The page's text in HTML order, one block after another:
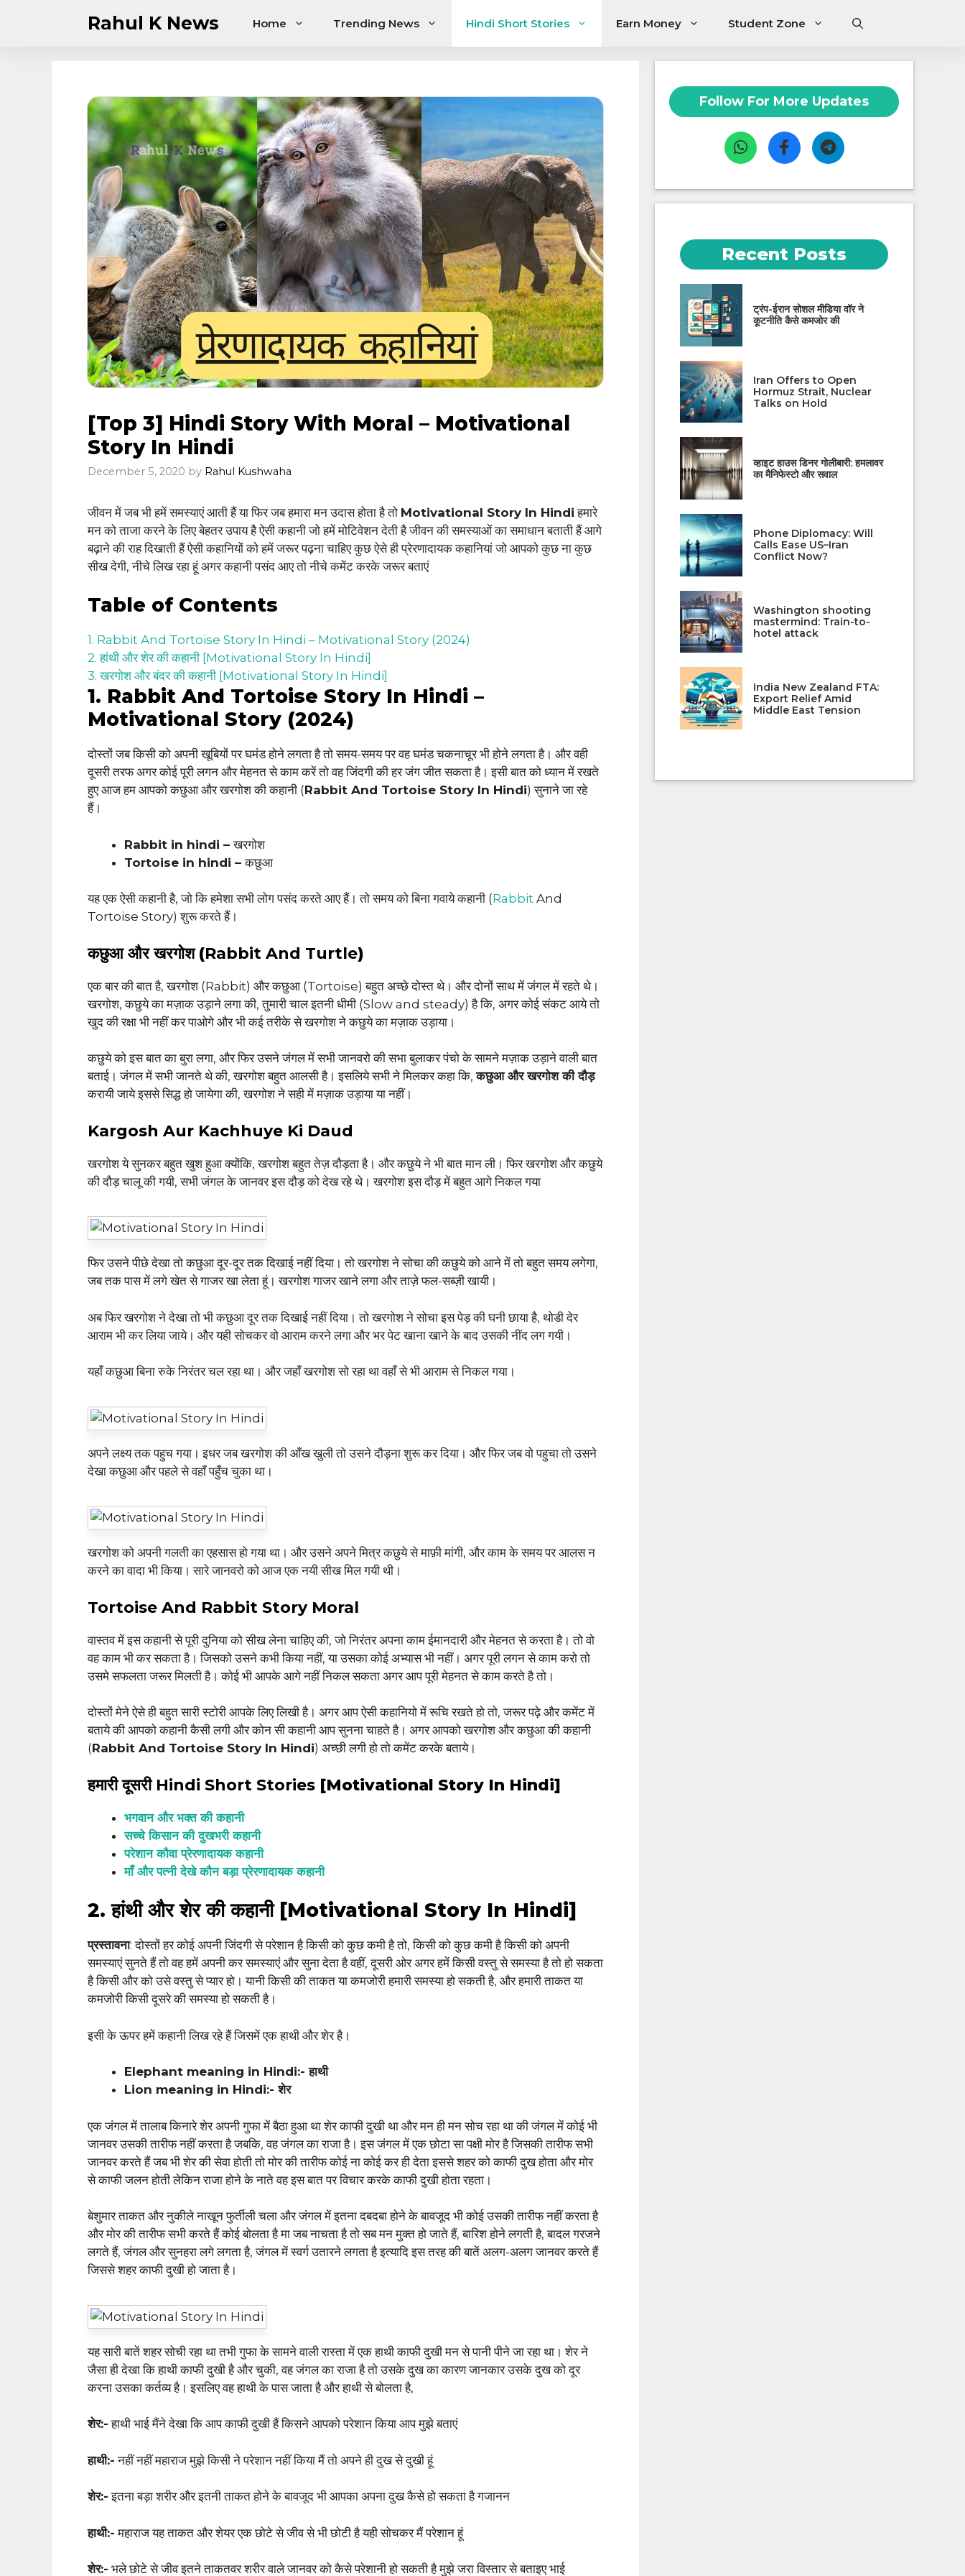
Rahul K News Home Trending News Hindi Short Stories Earn Money Student Zone
[Top 3] Hindi Story With Moral – Motivational
Story In Hindi
December 5, 2020 by Rahul Kushwaha
जीवन में जब भी हमें समस्याएं आती हैं या फिर जब हमारा मन उदास होता है तो Motivational Story In Hindi हमारे
मन को ताजा करने के लिए बेहतर उपाय है ऐसी कहानी जो हमें मोटिवेशन देती है जीवन की समस्याओं का समाधान बताती हैं आगे
बढ़ाने की राह दिखाती हैं ऐसी कहानियों को हमें जरूर पढ़ना चाहिए कुछ ऐसे ही प्रेरणादायक कहानियां जो आपको कुछ ना कुछ
सीख देगी, नीचे लिख रहा हूं अगर कहानी पसंद आए तो नीचे कमेंट करके जरूर बताएं
Table of Contents
1. Rabbit And Tortoise Story In Hindi – Motivational Story (2024)
2. हांथी और शेर की कहानी [Motivational Story In Hindi]
3. खरगोश और बंदर की कहानी [Motivational Story In Hindi]
1. Rabbit And Tortoise Story In Hindi –
Motivational Story (2024)
दोस्तों जब किसी को अपनी खूबियों पर घमंड होने लगता है तो समय-समय पर वह घमंड चकनाचूर भी होने लगता है। और वही
दूसरी तरफ अगर कोई पूरी लगन और मेहनत से काम करें तो वह जिंदगी की हर जंग जीत सकता है। इसी बात को ध्यान में रखते
हुए आज हम आपको कछुआ और खरगोश की कहानी (Rabbit And Tortoise Story In Hindi) सुनाने जा रहे
हैं।
Rabbit in hindi –खरगोश
Tortoise in hindi –कछुआ
यह एक ऐसी कहानी है, जो कि हमेशा सभी लोग पसंद करते आए हैं। तो समय को बिना गवाये कहानी (Rabbit And
Tortoise Story) शुरू करते हैं।
कछुआ और खरगोश (Rabbit And Turtle)
एक बार की बात है, खरगोश (Rabbit) और कछुआ (Tortoise) बहुत अच्छे दोस्त थे। और दोनों साथ में जंगल में रहते थे।
खरगोश, कछुये का मज़ाक उड़ाने लगा की, तुमारी चाल इतनी धीमी (Slow and steady) है कि, अगर कोई संकट आये तो
खुद की रक्षा भी नहीं कर पाओगे और भी कई तरीके से खरगोश ने कछुये का मज़ाक उड़ाया।
कछुये को इस बात का बुरा लगा, और फिर उसने जंगल में सभी जानवरो की सभा बुलाकर पंचो के सामने मज़ाक उड़ाने वाली बात
बताई। जंगल में सभी जानते थे की, खरगोश बहुत आलसी है। इसलिये सभी ने मिलकर कहा कि,कछुआ और खरगोश की दौड़
करायी जाये इससे सिद्ध हो जायेगा की, खरगोश ने सही में मज़ाक उड़ाया या नहीं।
Kargosh Aur Kachhuye Ki Daud
खरगोश ये सुनकर बहुत खुश हुआ क्योंकि, खरगोश बहुत तेज़ दौड़ता है। और कछुये ने भी बात मान ली। फिर खरगोश और कछुये
की दौड़ चालू की गयी, सभी जंगल के जानवर इस दौड़ को देख रहे थे। खरगोश इस दौड़ में बहुत आगे निकल गया
फिर उसने पीछे देखा तो कछुआ दूर-दूर तक दिखाई नहीं दिया। तो खरगोश ने सोचा की कछुये को आने में तो बहुत समय लगेगा,
जब तक पास में लगे खेत से गाजर खा लेता हूं। खरगोश गाजर खाने लगा और ताज़े फल-सब्ज़ी खायी।
अब फिर खरगोश ने देखा तो भी कछुआ दूर तक दिखाई नहीं दिया। तो खरगोश ने सोचा इस पेड़ की घनी छाया है, थोडी देर
आराम भी कर लिया जाये। और यही सोचकर वो आराम करने लगा और भर पेट खाना खाने के बाद उसकी नींद लग गयी।
यहाँ कछुआ बिना रुके निरंतर चल रहा था। और जहाँ खरगोश सो रहा था वहाँ से भी आराम से निकल गया।
अपने लक्ष्य तक पहुच गया। इधर जब खरगोश की आँख खुली तो उसने दौड़ना शुरू कर दिया। और फिर जब वो पहुचा तो उसने
देखा कछुआ और पहले से वहाँ पहुँच चुका था।
खरगोश को अपनी गलती का एहसास हो गया था। और उसने अपने मित्र कछुये से माफ़ी मांगी, और काम के समय पर आलस न
करने का वादा भी किया। सारे जानवरो को आज एक नयी सीख मिल गयी थी।
Tortoise And Rabbit Story Moral
वास्तव में इस कहानी से पूरी दुनिया को सीख लेना चाहिए की, जो निरंतर अपना काम ईमानदारी और मेहनत से करता है। तो वो
वह काम भी कर सकता है। जिसको उसने कभी किया नहीं, या उसका कोई अभ्यास भी नहीं। अगर पूरी लगन से काम करो तो
उसमे सफलता जरूर मिलती है। कोई भी आपके आगे नहीं निकल सकता अगर आप पूरी मेहनत से काम करते है तो।
दोस्तों मेने ऐसे ही बहुत सारी स्टोरी आपके लिए लिखी है। अगर आप ऐसी कहानियो में रूचि रखते हो तो, जरूर पढ़े और कमेंट में
बताये की आपको कहानी कैसी लगी और कोन सी कहानी आप सुनना चाहते है। अगर आपको खरगोश और कछुआ की कहानी
(Rabbit And Tortoise Story In Hindi) अच्छी लगी हो तो कमेंट करके बताये।
हमारी दूसरी Hindi Short Stories [Motivational Story In Hindi]
भगवान और भक्त की कहानी
सच्चे किसान की दुखभरी कहानी
परेशान कौवा प्रेरणादायक कहानी
माँ और पत्नी देखे कौन बड़ा प्रेरणादायक कहानी
2. हांथी और शेर की कहानी [Motivational Story In Hindi]
प्रस्तावना: दोस्तों हर कोई अपनी जिंदगी से परेशान है किसी को कुछ कमी है तो, किसी को कुछ कमी है किसी को अपनी
समस्याएं सुनते हैं तो वह हमें अपनी कर समस्याएं और सुना देता है वहीं, दूसरी ओर अगर हमें किसी वस्तु से समस्या है तो हो सकता
है किसी और को उसे वस्तु से प्यार हो। यानी किसी की ताकत या कमजोरी हमारी समस्या हो सकती है, और हमारी ताकत या
कमजोरी किसी दूसरे की समस्या हो सकती है।
इसी के ऊपर हमें कहानी लिख रहे हैं जिसमें एक हाथी और शेर है।
Elephant meaning in Hindi:- हाथी
Lion meaning in Hindi:- शेर
एक जंगल में तालाब किनारे शेर अपनी गुफा में बैठा हुआ था शेर काफी दुखी था और मन ही मन सोच रहा था की जंगल में कोई भी
जानवर उसकी तारीफ नहीं करता है जबकि, वह जंगल का राजा है। इस जंगल में एक छोटा सा पक्षी मोर है जिसकी तारीफ सभी
जानवर करते हैं जब भी शेर की सेवा होती तो मोर की तारीफ कोई ना कोई कर ही देता इससे शहर को काफी दुख होता और मोर
से काफी जलन होती लेकिन राजा होने के नाते वह इस बात पर विचार करके काफी दुखी होता रहता।
बेशुमार ताकत और नुकीले नाखून फुर्तीली चला और जंगल में इतना दबदबा होने के बावजूद भी कोई उसकी तारीफ नहीं करता है
और मोर की तारीफ सभी करते हैं कोई बोलता है मा जब नाचता है तो सब मन मुक्त हो जाते हैं, बारिश होने लगती है, बादल गरजने
लगते हैं, जंगल और सुनहरा लगे लगता है, जंगल में स्वर्ग उतारने लगता है इत्यादि इस तरह की बातें अलग-अलग जानवर करते हैं
जिससे शहर काफी दुखी हो जाता है।
यह सारी बातें शहर सोची रहा था तभी गुफा के सामने वाली रास्ता में एक हाथी काफी दुखी मन से पानी पीने जा रहा था। शेर ने
जैसा ही देखा कि हाथी काफी दुखी है और चुकी, वह जंगल का राजा है तो उसके दुख का कारण जानकार उसके दुख को दूर
करना उसका कर्तव्य है। इसलिए वह हाथी के पास जाता है और हाथी से बोलता है,
शेर:- हाथी भाई मैंने देखा कि आप काफी दुखी हैं किसने आपको परेशान किया आप मुझे बताएं
हाथी:- नहीं नहीं महाराज मुझे किसी ने परेशान नहीं किया मैं तो अपने ही दुख से दुखी हूं
शेर:- इतना बड़ा शरीर और इतनी ताकत होने के बावजूद भी आपका अपना दुख कैसे हो सकता है गजानन
हाथी:- महाराज यह ताकत और शेयर एक छोटे से जीव से भी छोटी है यही सोचकर मैं परेशान हूं
शेर:- भले छोटे से जीव इतने ताकतवर शरीर वाले जानवर को कैसे परेशानी हो सकती है मुझे जरा विस्तार से बताइए भाई
Follow For More Updates
Recent Posts
ट्रंप-ईरान सोशल मीडिया वॉर ने
कूटनीति कैसे कमजोर की
Iran Offers to Open
Hormuz Strait, Nuclear
Talks on Hold
व्हाइट हाउस डिनर गोलीबारी: हमलावर
का मैनिफेस्टो और सवाल
Phone Diplomacy: Will
Calls Ease US–Iran
Conflict Now?
Washington shooting
mastermind: Train-to-
hotel attack
India New Zealand FTA:
Export Relief Amid
Middle East Tension